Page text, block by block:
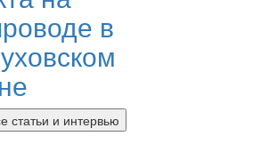
в
статьи и интервью